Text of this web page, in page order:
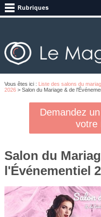
Vous êtes ici : Liste des salons du
2026> Salon du Mariage & de
Demandez
votre
Salon du
l'Événementiel